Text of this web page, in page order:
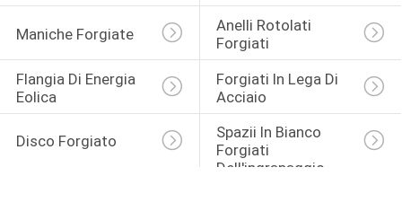
Maniche Forgiate
Anelli Rotolati
Forgiati
Flangia Di Energia
Eolica
Forgiati In Lega Di
Acciaio
Disco Forgiato
Spazii In Bianco
Forgiati
Dell'ingranaggio